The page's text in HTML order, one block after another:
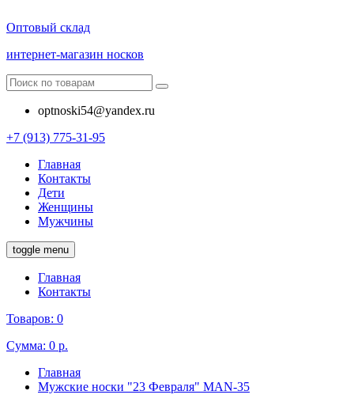
Оптовый склад
интернет-магазин носков
optnoski54@yandex.ru
+7 (913) 775-31-95
Главная
Контакты
Дети
Женщины
Мужчины
toggle menu
Главная
Контакты
Товаров: 0
Сумма: 0 р.
Главная
Мужские носки "23 Февраля" MAN-35